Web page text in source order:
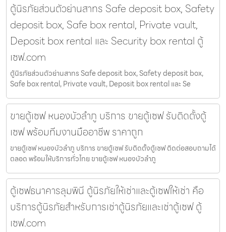
ตู้นิรภัยส่วนตัวย่านสาทร Safe deposit box, Safety
deposit box, Safe box rental, Private vault,
Deposit box rental และ Security box rental ตู้
เซฟ.com
ตู้นิรภัยส่วนตัวย่านสาทร Safe deposit box, Safety deposit box,
Safe box rental, Private vault, Deposit box rental และ Se
ขายตู้เซฟ หนองบัวลำภู บริการ ขายตู้เซฟ รับติดตั้งตู้
เซฟ พร้อมทีมงานมืออาชีพ ราคาถูก
ขายตู้เซฟ หนองบัวลำภู บริการ ขายตู้เซฟ รับติดตั้งตู้เซฟ ติดต่อสอบถามได้
ตลอด พร้อมให้บริการทั่วไทย ขายตู้เซฟ หนองบัวลำภู
ตู้เซฟธนาคารลุมพินี ตู้นิรภัยให้เช่าและตู้เซฟให้เช่า คือ
บริการตู้นิรภัยสำหรับการเช่าตู้นิรภัยและเช่าตู้เซฟ ตู้
เซฟ.com